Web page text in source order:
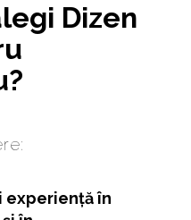
Dizen
experiență în